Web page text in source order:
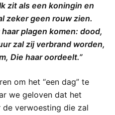
zit als een koningin en
zeker geen rouw zien.
plagen komen: dood,
zal zij verbrand worden,
Die haar oordeelt.”
om het “een dag” te
we geloven dat het
verwoesting die zal